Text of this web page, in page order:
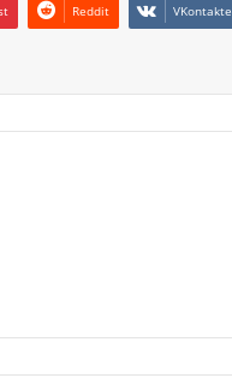
Reddit VKontakte